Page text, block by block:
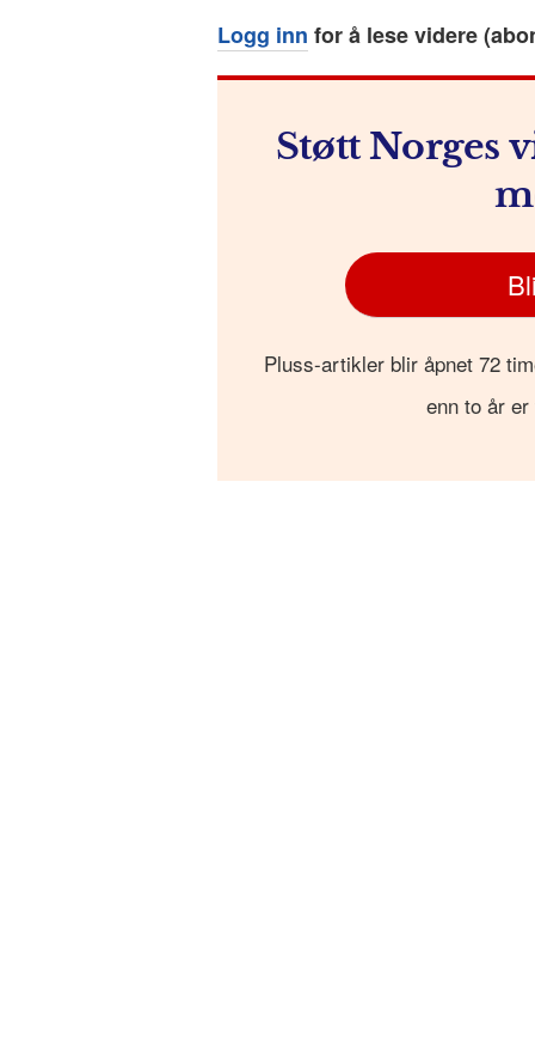
o
o
g
e
p
p
h
at
a
Logg inn for å lese videre
Støtt Norges
Pluss-artikler blir åpnet 72
enn to år er